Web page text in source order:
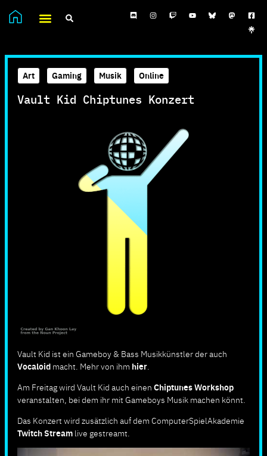
Art Gaming Musik Online
Vault Kid Chiptunes Konzert
Vault Kid ist ein Gameboy & Bass Musikkünstler der auch
Vocaloid macht. Mehr von ihm hier
Am Freitag wird Vault Kid auch einen Chiptunes Workshop
veranstalten, bei dem ihr mit Gameboys Musik machen könnt.
Das Konzert wird zusätzlich auf dem ComputerSpielAkademie
Twitch Stream live gestreamt.